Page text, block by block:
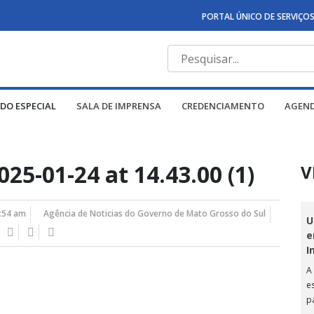
PORTAL ÚNICO DE SERVIÇOS
ESPECIAL SALA DE IMPRENSA CREDENCIAMENTO
01-24 at 14.43.00 (1)
am Agência de Noticias do Governo de Mato Grosso do Sul
A